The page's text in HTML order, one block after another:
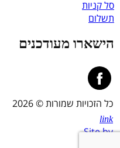
סל קניות
תשלום
הישארו מעודכנים
כל הזכויות שמורות © 2026
link
Site by